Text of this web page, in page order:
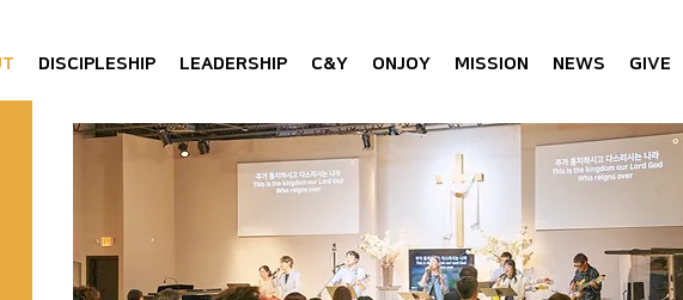
DISCIPLESHIP LEADERSHIP C&Y ONJOY MISSION NEWS GIVE